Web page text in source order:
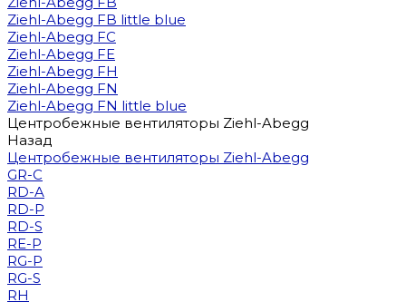
Ziehl-Abegg FB little blue
Ziehl-Abegg FC
Ziehl-Abegg FE
Ziehl-Abegg FH
Ziehl-Abegg FN
Ziehl-Abegg FN little blue
Центробежные вентиляторы Ziehl-Abegg
Назад
Центробежные вентиляторы Ziehl-Abegg
GR-C
RD-A
RD-P
RD-S
RE-P
RG-P
RG-S
RH